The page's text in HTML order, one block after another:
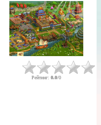
Рейтинг: 0.0/0